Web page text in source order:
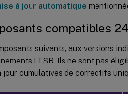
à jour automatique
compatibles
suivants, aux versions
LTSR. Ils ne sont pas
jour cumulatives de correctifs